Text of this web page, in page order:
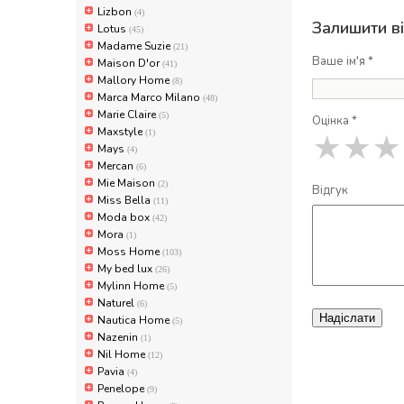
Lizbon (4)
Lotus (45)
Madame Suzie(21)
Maison D'or(41)
Mallory Home(8)
Marca Marco Milano (48)
Marie Claire(5)
Maxstyle(1)
Mays (4)
Mercan (6)
Mie Maison (2)
Miss Bella (11)
Moda box (42)
Mora (1)
Moss Home(103)
My bed lux (26)
Mylinn Home(5)
Naturel (6)
Nautica Home(5)
Nazenin (1)
Nil Home(12)
Pavia (4)
Penelope(9)
Залишити
Ваше ім'я *
Оцінка *
★
★
★
Відгук
Надіслати